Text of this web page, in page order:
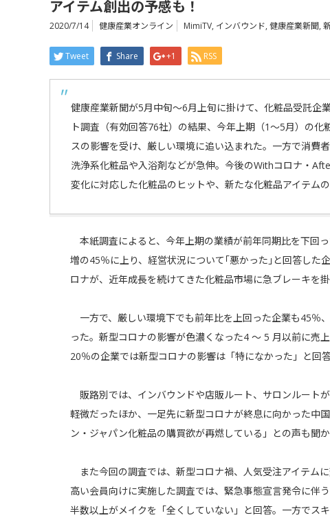
アイテム創出の予感も！
2020/7/14 健康産業オンライン MimiTV, インバウンド, 健康産業新聞,
Tweet Share +1 RSS
健康産業新聞が5月中旬～6月上旬に掛けて、化粧品受託企
ト調査（有効回答76社）の結果、今年上期（1～5月）の
スの影響を受け、厳しい環境に追い込まれた。一方で消費
洗浄系化粧品や入浴剤などが急伸。今後のWithコロナ・
変化に対応した化粧品のヒットや、新たな化粧品アイテムの
本紙調査によると、今年上期の業績が前年同期比を下回
増の45％に上り、経営状況について｢悪かった｣と回答した
ロナが、近年成長を続けてきた化粧品市場に急ブレーキを掛
一方で、厳しい環境下でも前年比を上回った企業も45％
った。新型コロナの影響が色濃くなった4 ～ 5 月以前に売
20％の企業では新型コロナの影響は「特になかった」と回答
販路別では、インバウンドや店販ルート、サロンルート
軽微だったほか、一足先に新型コロナが終息に向かった中
ン・ジャパン化粧品の購買欲が再燃している」との声も聞か
また今回の調査では、新型コロナ禍、人気受注アイテム
高い会員向けに実施した調査では、緊急事態宣言発令に伴
半数以上がメイクを「全くしていない」と回答。一方でス